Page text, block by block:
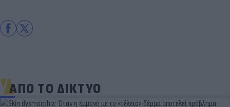
ΑΠΟ ΤΟ ΔΙΚΤΥΟ